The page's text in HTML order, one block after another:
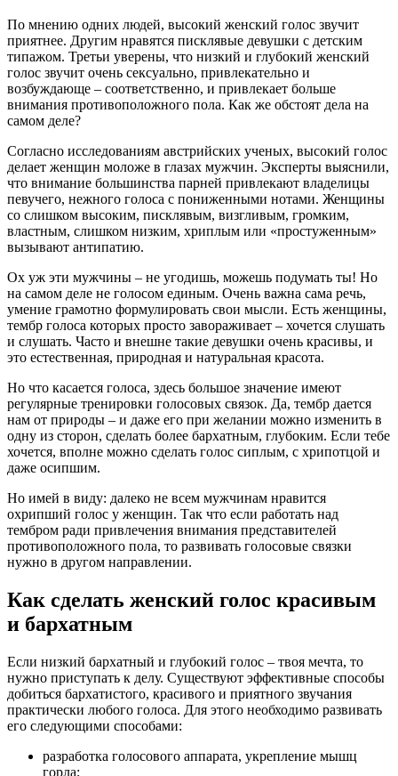
По мнению одних людей, высокий женский голос звучит
приятнее. Другим нравятся писклявые девушки с детским
типажом. Третьи уверены, что низкий и глубокий женский
голос звучит очень сексуально, привлекательно и
возбуждающе – соответственно, и привлекает больше
внимания противоположного пола. Как же обстоят дела на
самом деле?
Согласно исследованиям австрийских ученых, высокий голос
делает женщин моложе в глазах мужчин. Эксперты выяснили,
что внимание большинства парней привлекают владелицы
певучего, нежного голоса с пониженными нотами. Женщины
со слишком высоким, писклявым, визгливым, громким,
властным, слишком низким, хриплым или «простуженным»
вызывают антипатию.
Ох уж эти мужчины – не угодишь, можешь подумать ты! Но
на самом деле не голосом единым. Очень важна сама речь,
умение грамотно формулировать свои мысли. Есть женщины,
тембр голоса которых просто завораживает – хочется слушать
и слушать. Часто и внешне такие девушки очень красивы, и
это естественная, природная и натуральная красота.
Но что касается голоса, здесь большое значение имеют
регулярные тренировки голосовых связок. Да, тембр дается
нам от природы – и даже его при желании можно изменить в
одну из сторон, сделать более бархатным, глубоким. Если тебе
хочется, вполне можно сделать голос сиплым, с хрипотцой и
даже осипшим.
Но имей в виду: далеко не всем мужчинам нравится
охрипший голос у женщин. Так что если работать над
тембром ради привлечения внимания представителей
противоположного пола, то развивать голосовые связки
нужно в другом направлении.
Как сделать женский голос красивым
и бархатным
Если низкий бархатный и глубокий голос – твоя мечта, то
нужно приступать к делу. Существуют эффективные способы
добиться бархатистого, красивого и приятного звучания
практически любого голоса. Для этого необходимо развивать
его следующими способами:
разработка голосового аппарата, укрепление мышц
горла;